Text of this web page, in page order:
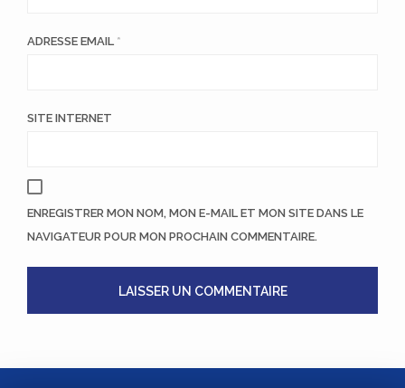
ADRESSE EMAIL *
SITE INTERNET
ENREGISTRER MON NOM, MON E-MAIL ET MON SITE DANS LE
NAVIGATEUR POUR MON PROCHAIN COMMENTAIRE.